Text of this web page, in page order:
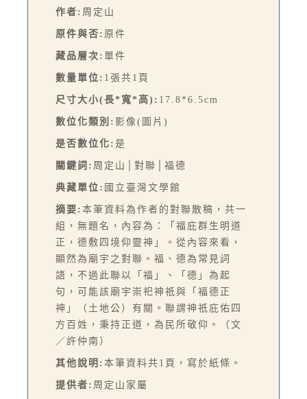
作者: 周定山
原件與否: 原件
藏品層次: 單件
數量單位: 1張共1頁
尺寸大小(長*寬*高): 17.8*6.5cm
數位化類別: 影像(圖片)
是否數位化: 是
關鍵詞: 周定山│對聯│福德
典藏單位: 國立臺灣文學館
摘要: 本筆資料為作者的對聯散稿，共一
組，無題名，內容為：「福庇群生明道
正，德敷四境仰靈神」。從內容來看，
顯然為廟宇之對聯。福、德為常見詞
語，不過此聯以「福」、「德」為起
句，可能該廟宇崇祀神祇與「福德正
神」（土地公）有關。聯謂神祇庇佑四
方百姓，秉持正道，為民所敬仰。（文
／許仲南）
其他說明: 本筆資料共1頁，寫於紙條。
提供者: 周定山家屬